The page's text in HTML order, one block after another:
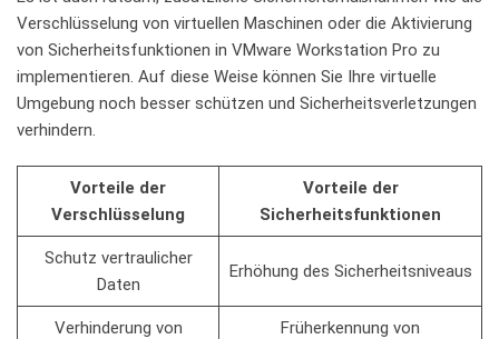
Verschlüsselung von virtuellen Maschinen ⁢oder die Aktivierung
⁣von ‌Sicherheitsfunktionen in​ VMware ​Workstation⁤ Pro zu
implementieren. ⁣Auf ⁢diese⁢ Weise können Sie Ihre virtuelle
Umgebung noch besser schützen und Sicherheitsverletzungen‌
verhindern.
Vorteile ‌der
Verschlüsselung
Vorteile der
Sicherheitsfunktionen
Schutz⁤ vertraulicher
Daten
Erhöhung​ des Sicherheitsniveaus
Verhinderung von
Früherkennung⁤ von